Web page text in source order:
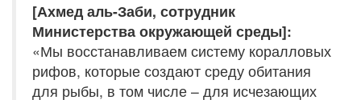
[Ахмед аль-Заби, сотрудник
Министерства окружающей среды]:
«Мы восстанавливаем систему коралловых
рифов, которые создают среду обитания
для рыбы, в том числе – для исчезающих